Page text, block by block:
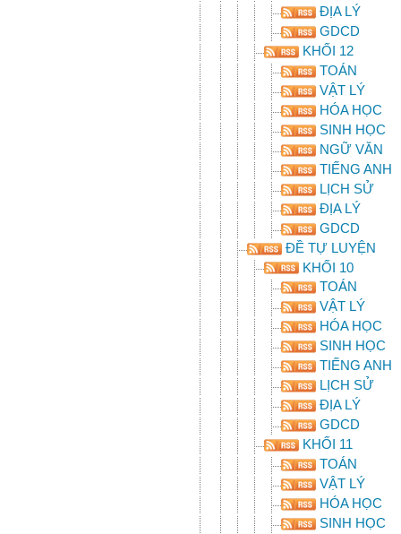
ĐỊA LÝ
GDCD
KHỐI 12
TOÁN
VẬT LÝ
HÓA HỌC
SINH HỌC
NGỮ VĂN
TIẾNG ANH
LỊCH SỬ
ĐỊA LÝ
GDCD
ĐỀ TỰ LUYỆN
KHỐI 10
TOÁN
VẬT LÝ
HÓA HỌC
SINH HỌC
TIẾNG ANH
LỊCH SỬ
ĐỊA LÝ
GDCD
KHỐI 11
TOÁN
VẬT LÝ
HÓA HỌC
SINH HỌC